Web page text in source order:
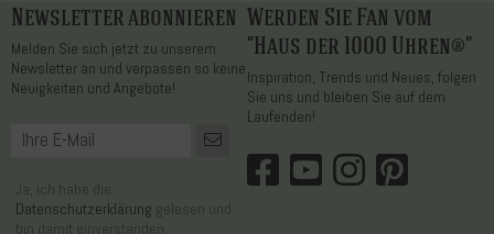
Newsletter abonnieren
Melden Sie sich jetzt zu unserem
Newsletter an und verpassen so keine
Neuigkeiten und Angebote!
Ja, ich habe die
Datenschutzerklärung gelesen und
bin damit einverstanden.
Werden Sie Fan vom
"Haus der 1000 Uhren®"
Inspiration, Trends und Neues, folgen
Sie uns und bleiben Sie auf dem
Laufenden!